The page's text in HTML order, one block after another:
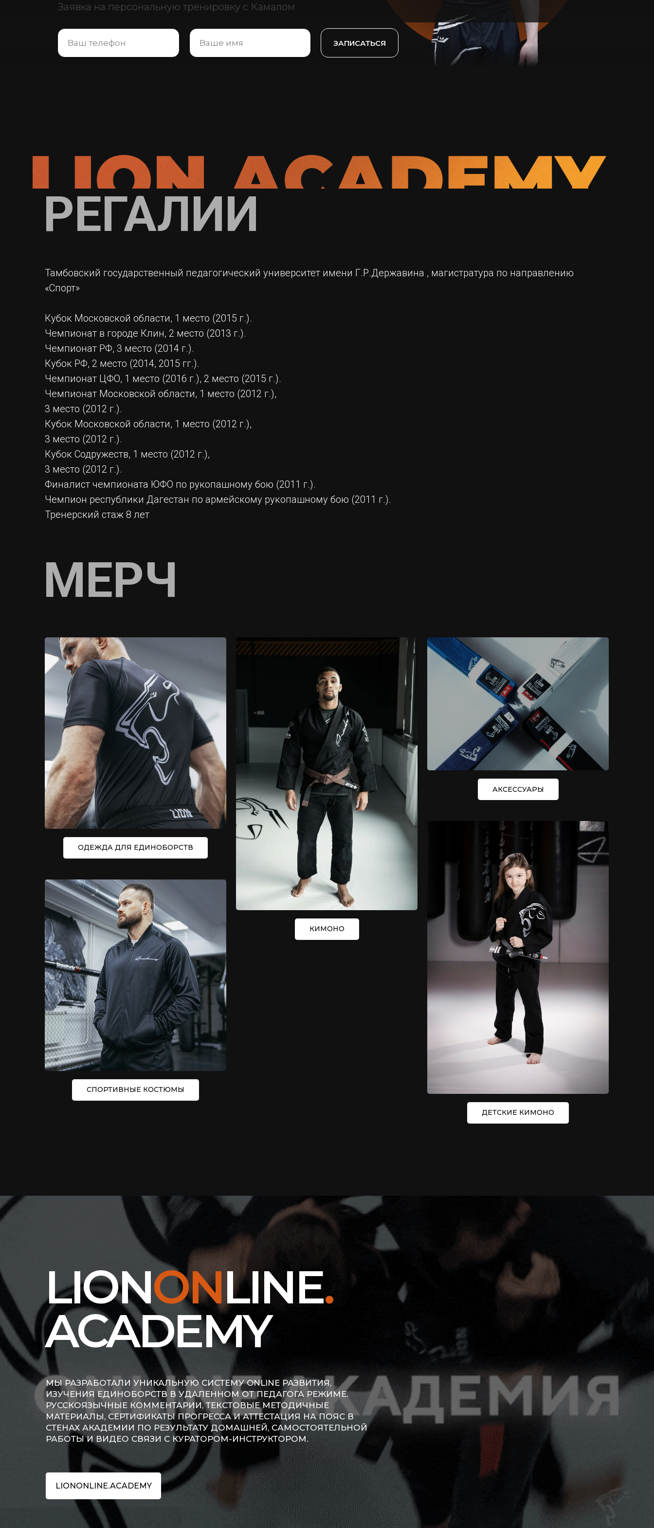
ЗАПИСАТЬСЯ
Заявка на персональную тренировку с Камалом
РЕГАЛИИ
Тамбовский государственный педагогический университет имени Г.Р.Державина , магистратура по направлению
«Спорт»
Кубок Московской области, 1 место (2015 г.).
Чемпионат в городе Клин, 2 место (2013 г.).
Чемпионат РФ, 3 место (2014 г.).
Кубок РФ, 2 место (2014, 2015 гг.).
Чемпионат ЦФО, 1 место (2016 г.), 2 место (2015 г.).
Чемпионат Московской области, 1 место (2012 г.),
3 место (2012 г.).
Кубок Московской области, 1 место (2012 г.),
3 место (2012 г.).
Кубок Содружеств, 1 место (2012 г.),
3 место (2012 г.).
Финалист чемпионата ЮФО по рукопашному бою (2011 г.).
Чемпион республики Дагестан по армейскому рукопашному бою (2011 г.).
Тренерский стаж 8 лет
МЕРЧ
ОДЕЖДА ДЛЯ ЕДИНОБОРСТВ
КИМОНО
АКСЕССУАРЫ
ДЕТСКИЕ КИМОНО
СПОРТИВНЫЕ КОСТЮМЫ
LIONONLINE.
ACADEMY
МЫ РАЗРАБОТАЛИ УНИКАЛЬНУЮ СИСТЕМУ ONLINE РАЗВИТИЯ,
ИЗУЧЕНИЯ ЕДИНОБОРСТВ В УДАЛЕННОМ ОТ ПЕДАГОГА РЕЖИМЕ.
РУССКОЯЗЫЧНЫЕ КОММЕНТАРИИ, ТЕКСТОВЫЕ МЕТОДИЧНЫЕ
МАТЕРИАЛЫ, СЕРТИФИКАТЫ ПРОГРЕССА И АТТЕСТАЦИЯ НА ПОЯС В
СТЕНАХ АКАДЕМИИ ПО РЕЗУЛЬТАТУ ДОМАШНЕЙ, САМОСТОЯТЕЛЬНОЙ
РАБОТЫ И ВИДЕО СВЯЗИ С КУРАТОРОМ-ИНСТРУКТОРОМ.
LIONONLINE.ACADEMY